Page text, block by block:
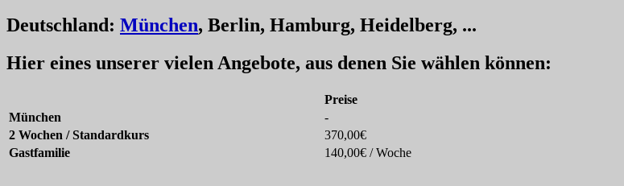
Deutschland: München, Berlin, Hamburg, Heidelberg, ...
Hier eines unserer vielen Angebote, aus denen Sie wählen können:
Preise
München
-
2 Wochen / Standardkurs
370,00€
Gastfamilie
140,00€ / Woche